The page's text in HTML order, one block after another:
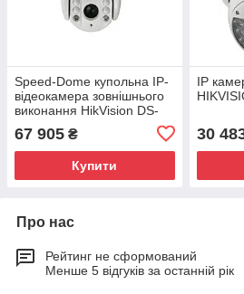
Speed-Dome купольна IP-
відеокамера зовнішнього
виконання HikVision DS-
67 905 ₴
Купити
IP
30
Про нас
Рейтинг не сформований
Менше 5 відгуків за останній рік